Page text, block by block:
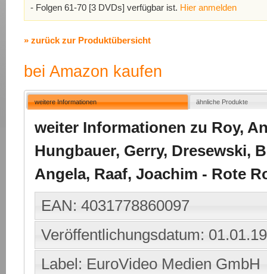
- Folgen 61-70 [3 DVDs] verfügbar ist. Hier anmelden
» zurück zur Produktübersicht
bei Amazon kaufen
weitere Informationen ähnliche Produkte
weiter Informationen zu Roy,
Hungbauer, Gerry, Dresewski,
Angela, Raaf, Joachim - Rote
EAN: 4031778860097
Veröffentlichungsdatum:
Label: EuroVideo Medien GmbH